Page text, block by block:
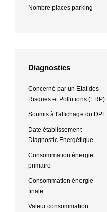
Nombre places parking
Diagnostics
Concerné par un Etat des
Risques et Pollutions (ERP)
Soumis à l'affichage du DPE
Date établissement
Diagnostic Energétique
Consommation énergie
primaire
Consommation énergie
finale
Valeur consommation